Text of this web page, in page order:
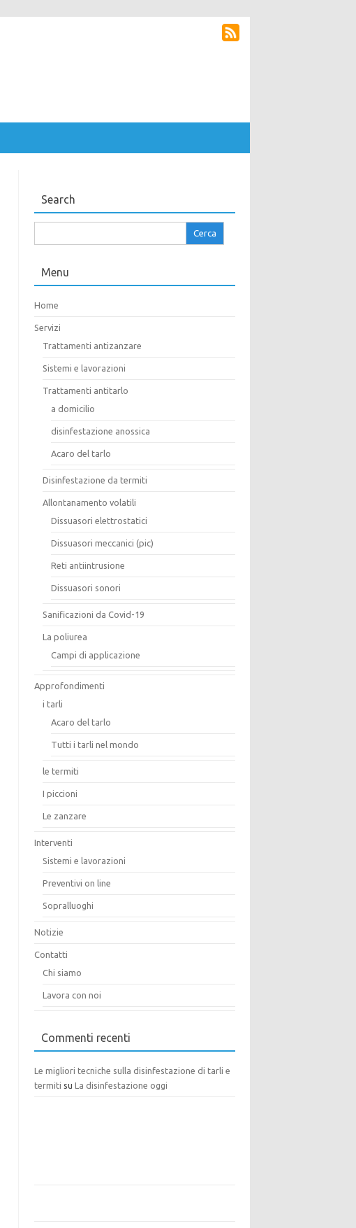
Search
per:
Menu
Home
Servizi
Trattamenti antizanzare
Sistemi e lavorazioni
Trattamenti antitarlo
a domicilio
disinfestazione anossica
Acaro del tarlo
Disinfestazione da termiti
Allontanamento volatili
Dissuasori elettrostatici
Dissuasori meccanici (pic)
Reti antiintrusione
Dissuasori sonori
Sanificazioni da Covid-19
La poliurea
Campi di applicazione
Approfondimenti
i tarli
Acaro del tarlo
Tutti i tarli nel mondo
le termiti
I piccioni
Le zanzare
Interventi
Sistemi e lavorazioni
Preventivi on line
Sopralluoghi
Notizie
Contatti
Chi siamo
Lavora con noi
Commenti recenti
Le migliori tecniche sulla disinfestazione di tarli e
termiti su La disinfestazione oggi